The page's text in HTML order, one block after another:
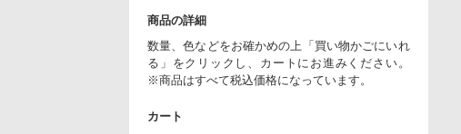
商品の詳細
数量、色などをお確かめの上「買い物かごにいれ
る」をクリックし、カートにお進みください。
※商品はすべて税込価格になっています。
カート